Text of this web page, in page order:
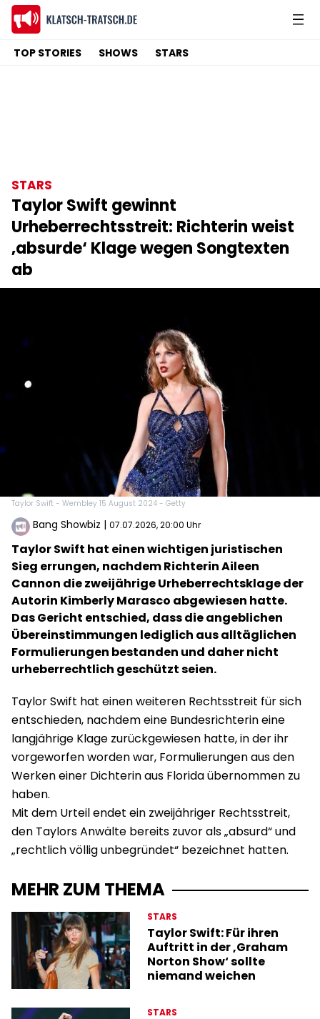
TOP STORIES SHOWS STARS
STARS
Taylor Swift gewinnt
Urheberrechtsstreit: Richterin weist
‚absurde‘ Klage wegen Songtexten
ab
Taylor Swift - Wembley 15 August 2024 - Getty
Bang Showbiz | 07.07.2026, 20:00 Uhr
Taylor Swift hat einen wichtigen juristischen
Sieg errungen, nachdem Richterin Aileen
Cannon die zweijährige Urheberrechtsklage der
Autorin Kimberly Marasco abgewiesen hatte.
Das Gericht entschied, dass die angeblichen
Übereinstimmungen lediglich aus alltäglichen
Formulierungen bestanden und daher nicht
urheberrechtlich geschützt seien.
Taylor Swift hat einen weiteren Rechtsstreit für sich
entschieden, nachdem eine Bundesrichterin eine
langjährige Klage zurückgewiesen hatte, in der ihr
vorgeworfen worden war, Formulierungen aus den
Werken einer Dichterin aus Florida übernommen zu
haben.
Mit dem Urteil endet ein zweijähriger Rechtsstreit,
den Taylors Anwälte bereits zuvor als „absurd“ und
„rechtlich völlig unbegründet“ bezeichnet hatten.
MEHR ZUM THEMA
STARS
Taylor Swift: Für ihren
Auftritt in der ‚Graham
Norton Show‘ sollte
niemand weichen
STARS